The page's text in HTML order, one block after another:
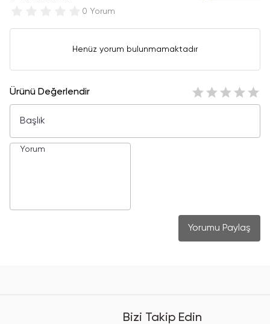
0 Yorum
Henüz yorum bulunmamaktadır
Ürünü Değerlendir
Yorumu Paylaş
Bizi Takip Edin